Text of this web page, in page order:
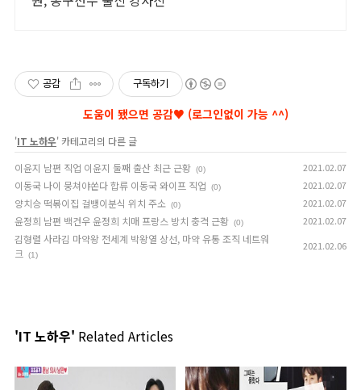
공감 구독하기
'IT 노하우' 카테고리의 다른 글
이윤지 남편 직업 이윤지 둘째 출산 최근 근황 (0) 2021.02.07
이동국 나이 뭉쳐야쏜다 합류 이동국 와이프 직업 (0) 2021.02.07
양치승 떡볶이집 걸뱅이분식 위치 주소 (0) 2021.02.07
윤정희 남편 백건우 윤정희 치매 프랑스 방치 충격 근황 (0) 2021.02.07
김형렬 사라김 마약왕 전세계 박왕열 상선, 마약 유통 조직 네트워
크
(1)
2021.02.06
'IT 노하우' Related Articles